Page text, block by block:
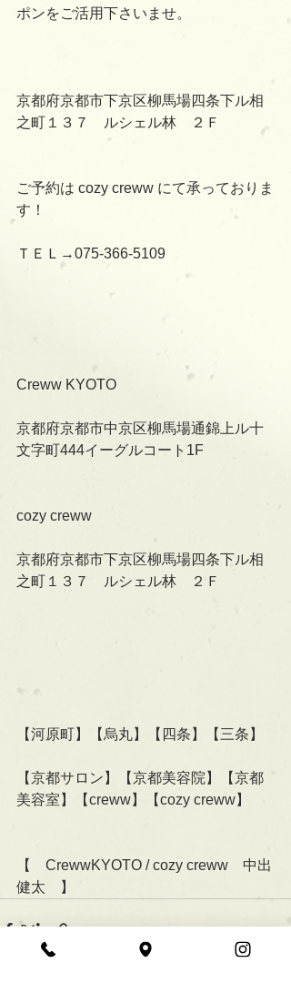
ポンをご活用下さいませ。
京都府京都市下京区柳馬場四条下ル相
之町１３７　ルシェル林　２Ｆ
ご予約は cozy creww にて承っておりま
す！
ＴＥＬ→075-366-5109
Creww KYOTO
京都府京都市中京区柳馬場通錦上ル十
文字町444イーグルコート1F
cozy creww
京都府京都市下京区柳馬場四条下ル相
之町１３７　ルシェル林　２Ｆ
【河原町】【烏丸】【四条】【三条】
【京都サロン】【京都美容院】【京都
美容室】【creww】【cozy creww】
【　CrewwKYOTO / cozy creww　中出
健太　】